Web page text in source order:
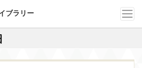
ブラリー